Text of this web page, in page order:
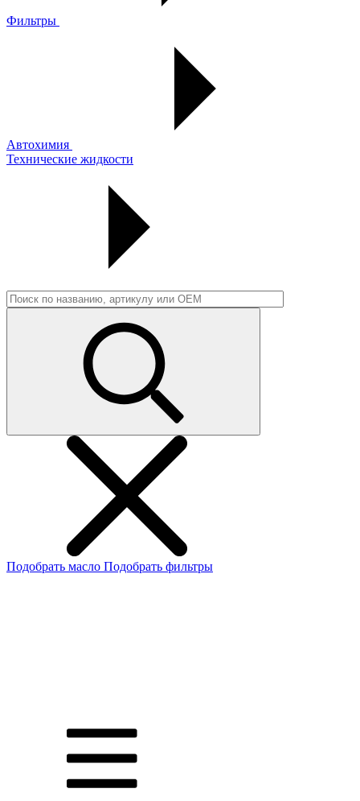
Фильтры
Автохимия
Технические жидкости
Подобрать масло Подобрать фильтры